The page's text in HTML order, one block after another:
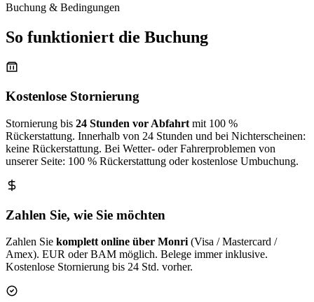
Buchung & Bedingungen
So funktioniert die Buchung
Kostenlose Stornierung
Stornierung bis 24 Stunden vor Abfahrt mit 100 %
Rückerstattung. Innerhalb von 24 Stunden und bei Nichterscheinen:
keine Rückerstattung. Bei Wetter- oder Fahrerproblemen von
unserer Seite: 100 % Rückerstattung oder kostenlose Umbuchung.
Zahlen Sie, wie Sie möchten
Zahlen Sie komplett online über Monri(Visa / Mastercard /
Amex). EUR oder BAM möglich. Belege immer inklusive.
Kostenlose Stornierung bis 24 Std. vorher.